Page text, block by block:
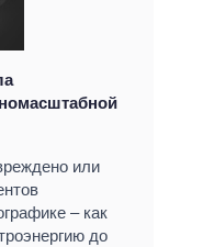
или
– как
до